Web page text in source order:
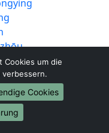
Cookies um die
Cookies